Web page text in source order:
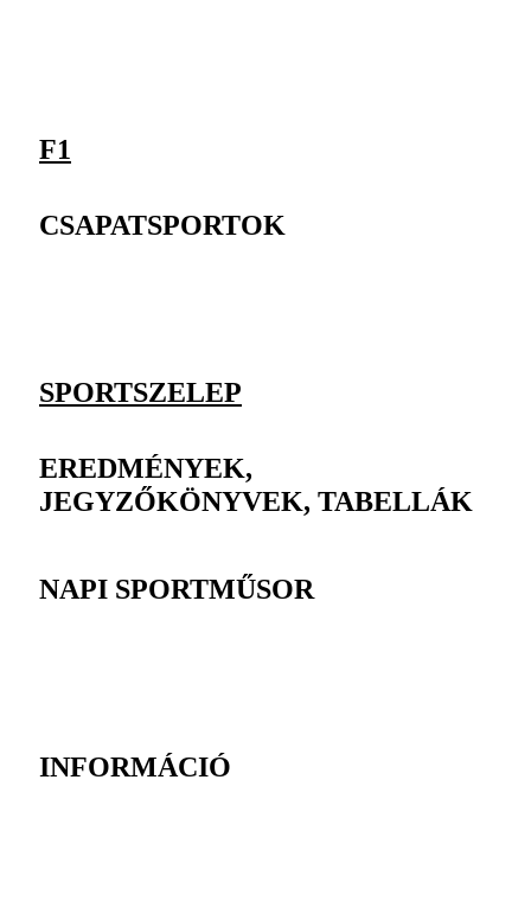
F1
CSAPATSPORTOK
SPORTSZELEP
EREDMÉNYEK,
JEGYZŐKÖNYVEK, TABELLÁK
NAPI SPORTMŰSOR
INFORMÁCIÓ